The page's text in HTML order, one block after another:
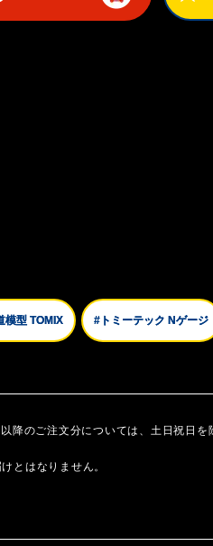
模型 TOMIX #トミーテック Nゲージ
降のご注文分については、土日祝日
とはなりません。